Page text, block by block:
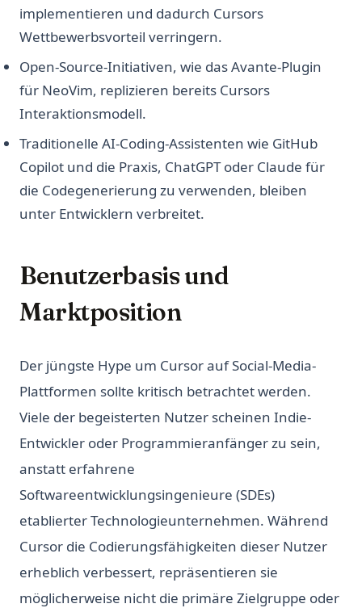
implementieren und dadurch Cursors
Wettbewerbsvorteil verringern.
Open-Source-Initiativen, wie das Avante-Plugin
für NeoVim, replizieren bereits Cursors
Interaktionsmodell.
Traditionelle AI-Coding-Assistenten wie GitHub
Copilot und die Praxis, ChatGPT oder Claude für
die Codegenerierung zu verwenden, bleiben
unter Entwicklern verbreitet.
Benutzerbasis und
Marktposition
Der jüngste Hype um Cursor auf Social-Media-
Plattformen sollte kritisch betrachtet werden.
Viele der begeisterten Nutzer scheinen Indie-
Entwickler oder Programmieranfänger zu sein,
anstatt erfahrene
Softwareentwicklungsingenieure (SDEs)
etablierter Technologieunternehmen. Während
Cursor die Codierungsfähigkeiten dieser Nutzer
erheblich verbessert, repräsentieren sie
möglicherweise nicht die primäre Zielgruppe oder